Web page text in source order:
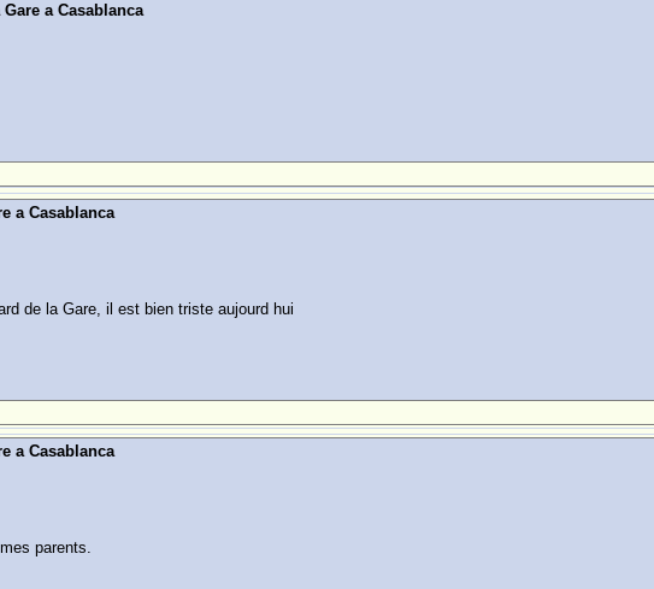
a Casablanca
a Casablanca
de la Gare, il est bien triste aujourd hui
a Casablanca
parents.